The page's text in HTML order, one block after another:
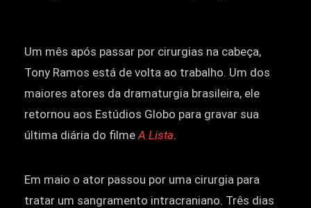
Um mês após passar por cirurgias na cabeça,
Tony Ramos está de volta ao trabalho. Um dos
maiores atores da dramaturgia brasileira, ele
retornou aos Estúdios Globo para gravar sua
última diária do filme A Lista.
Em maio o ator passou por uma cirurgia para
tratar um sangramento intracraniano. Três dias